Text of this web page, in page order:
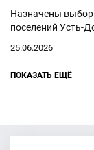
Назначены
поселений Усть-
25.06.2026
ПОКАЗАТЬ ЕЩЁ